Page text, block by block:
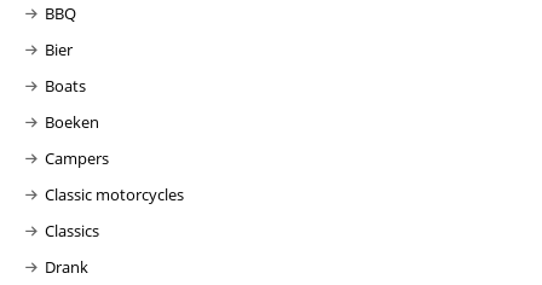
BBQ
Bier
Boats
Boeken
Campers
Classic motorcycles
Classics
Drank